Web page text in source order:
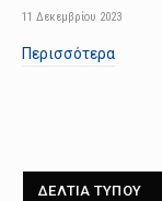
11 Δεκεμβρίου 2023
Περισσότερα
ΔΕΛΤΙΑ ΤΥΠΟΥ